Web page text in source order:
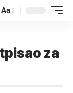
Aa
za